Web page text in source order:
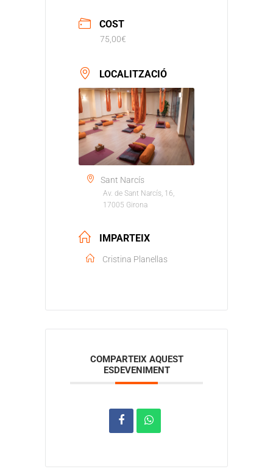
COST
75,00€
LOCALITZACIÓ
Sant Narcís
Av. de Sant Narcís, 16,
17005 Girona
IMPARTEIX
Cristina Planellas
COMPARTEIX AQUEST
ESDEVENIMENT